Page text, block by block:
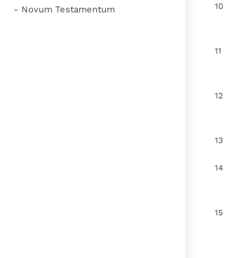
- Novum Testamentum 10
11
12
13
14
15